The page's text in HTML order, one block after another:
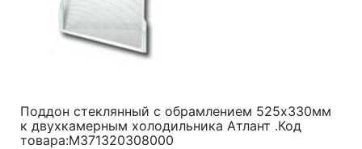
Поддон стеклянный с обрамлением 525x330мм
к двухкамерным холодильника Атлант .Код
товара:M371320308000